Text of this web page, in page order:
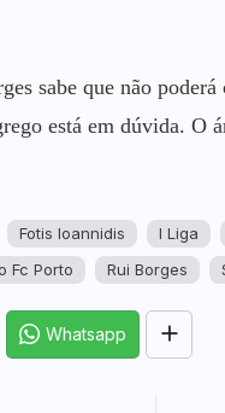
sabe que não
está em dúvida. O
Fotis Ioannidis I Liga
Fc Porto Rui Borges
Whatsapp